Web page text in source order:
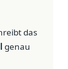
das
genau